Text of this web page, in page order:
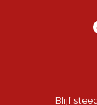
Blijf